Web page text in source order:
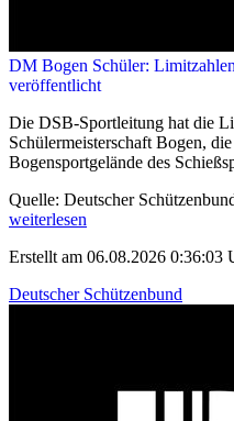
DM Bogen Schüler:
veröffentlicht
Die DSB-Sportleitung hat die
Schülermeisterschaft Bogen,
Bogensportgelände des
Quelle: Deutscher
weiterlesen
Erstellt am 06.08.2026 0:36:03
Deutscher Schützenbund